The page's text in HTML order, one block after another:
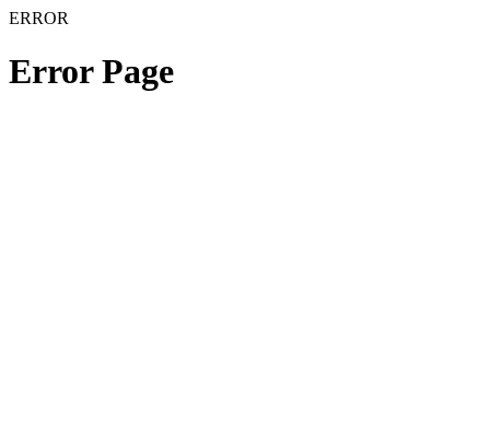
ERROR
Error Page